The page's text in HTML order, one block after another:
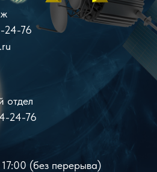
24-76
(без перерыва)
отдел
24-76